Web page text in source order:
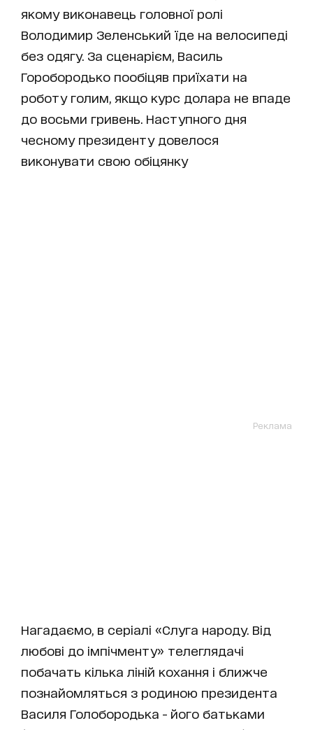
якому виконавець головної ролі
Володимир Зеленський їде на велосипеді
без одягу. За сценарієм, Василь
Горобородько пообіцяв приїхати на
роботу голим, якщо курс долара не впаде
до восьми гривень. Наступного дня
чесному президенту довелося
виконувати свою обіцянку
Реклама
Нагадаємо, в серіалі «Слуга народу. Від
любові до імпічменту» телеглядачі
побачать кілька ліній кохання і ближче
познайомляться з родиною президента
Василя Голобородька - його батьками